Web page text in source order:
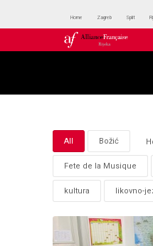
Home Zagreb Split
All Božić
Fete de la Musique
kultura likovno-